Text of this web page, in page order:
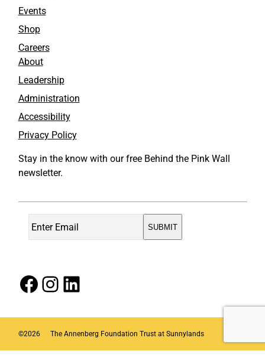
k
Events
Shop
Careers
About
Leadership
Administration
Accessibility
Privacy Policy
Stay in the know with our free Behind the Pink Wall
newsletter.
Facebook Instagram LinkedIn
©2026 The Annenberg Foundation Trust at Sunnylands